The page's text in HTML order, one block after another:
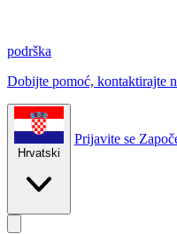
podrška
Dobijte pomoć, kontaktirajte
Hrvatski
Prijavite se